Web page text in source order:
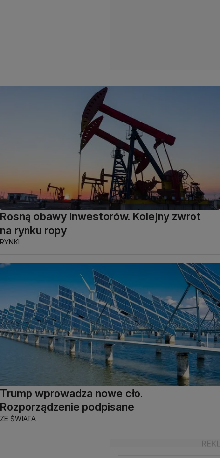
Rosną obawy inwestorów. Kolejny zwrot
na rynku ropy
RYNKI
Trump wprowadza nowe cło.
Rozporządzenie podpisane
ZE ŚWIATA